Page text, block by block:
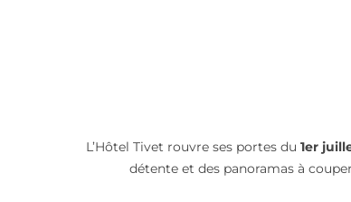
L’Hôtel Tivet rouvre ses portes du 1er
détente et des panoramas à